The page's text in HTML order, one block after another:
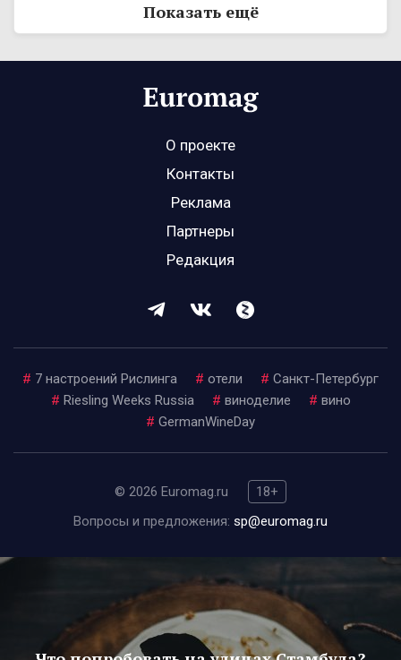
Показать ещё
О проекте
Контакты
Реклама
Партнеры
Редакция
# 7 настроений Рислинга # отели # Санкт-Петербург
# Riesling Weeks Russia # виноделие # вино
# GermanWineDay
© 2026 Euromag.ru
18+
Вопросы и предложения: sp@euromag.ru